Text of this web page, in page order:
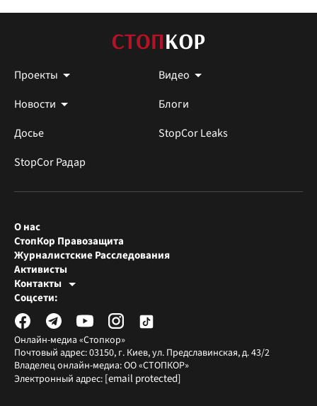
Проекты
Видео
Новости
Блоги
Досье
StopCor Leaks
StopCor Радар
Онлайн-медиа «Стопкор»
Почтовый адрес: 03150, г. Киев, ул. Предславинская, д. 43/2
Владелец онлайн-медиа: ОО «СТОПКОР»
Электронный адрес: [email protected]
О нас
СтопКор Правозащита
Журналистские Расследования
Активисты
Контакты
Редакция СтопКора
Журналисты-расследователи
Соцсети: